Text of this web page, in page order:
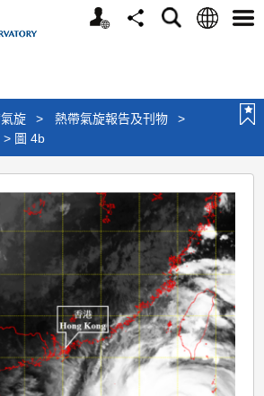
個
分
搜
語
選
旋 > 熱帶氣旋報告及刊物
>
> 圖 4b